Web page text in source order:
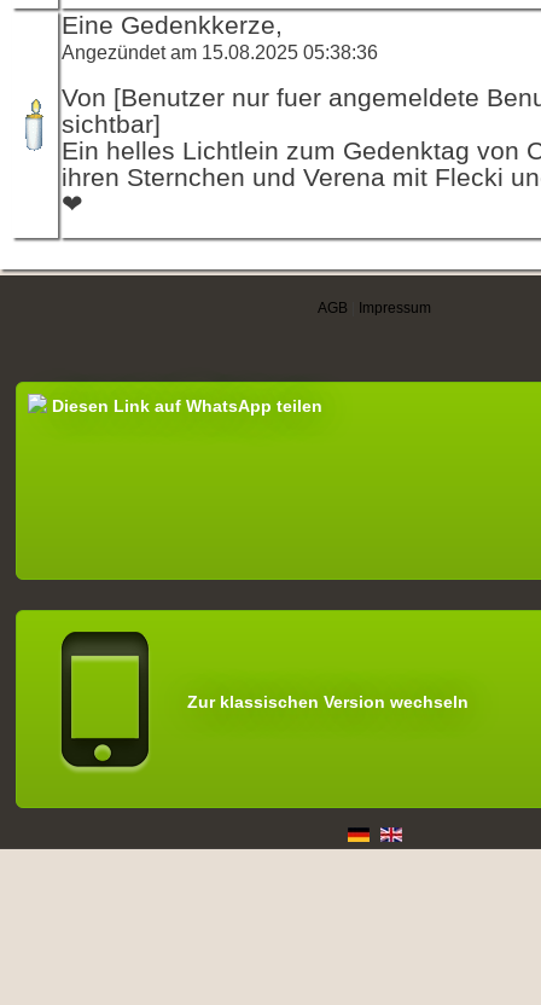
Eine Gedenkkerze,
Angezündet am 15.08.2025 05:38:36
Von [Benutzer nur fuer angemeldete
sichtbar]
Ein helles Lichtlein zum Gedenktag von
ihren Sternchen und Verena mit Flecki
❤
AGB Impressum
Diesen Link auf WhatsApp teilen
Zur klassischen Version wechseln